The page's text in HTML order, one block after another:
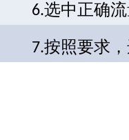
6.选中正确
7.按照要求